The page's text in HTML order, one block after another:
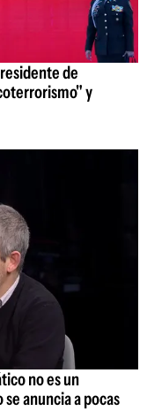
de
y
no es un
anuncia a pocas